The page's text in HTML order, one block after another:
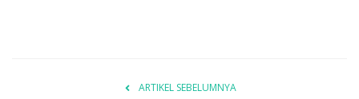
ARTIKEL SEBELUMNYA